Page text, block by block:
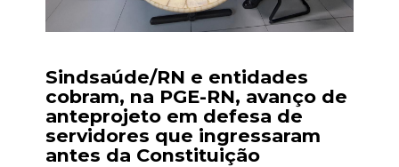
Sindsaúde/RN e entidades
cobram, na PGE-RN, avanço de
anteprojeto em defesa de
servidores que ingressaram
antes da Constituição